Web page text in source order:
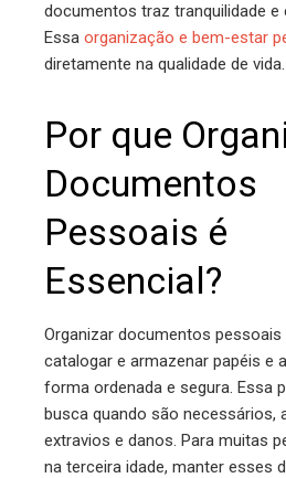
documentos traz tranquilidade
Essa organização e bem-estar
diretamente na qualidade de vida.
Por que
Documentos
Pessoais é
Essencial?
Organizar documentos
catalogar e armazenar papéis e
forma ordenada e segura. Essa
busca quando são necessários,
extravios e danos. Para muitas
na terceira idade, manter esses